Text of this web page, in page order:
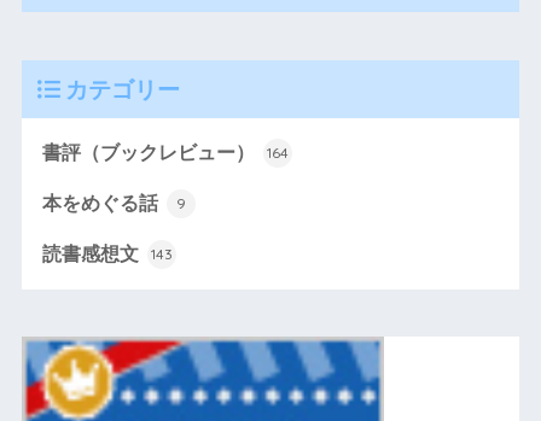
カテゴリー
書評（ブックレビュー） 164
本をめぐる話 9
読書感想文 143